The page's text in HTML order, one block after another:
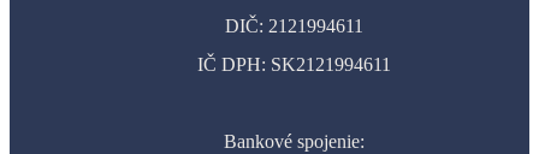
DIČ: 2121994611
IČ DPH: SK2121994611
Bankové spojenie: